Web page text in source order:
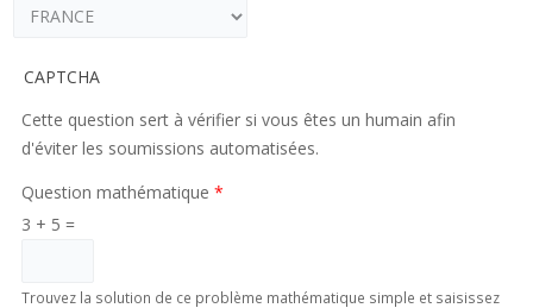
CAPTCHA
Cette question sert à vérifier si vous êtes un humain afin
d'éviter les soumissions automatisées.
Question mathématique *
3 + 5 =
Trouvez la solution de ce problème mathématique simple et saisissez